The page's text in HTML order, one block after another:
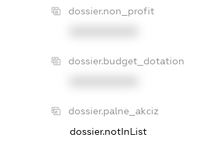
dossier.non_profit
dossier.budget_dotation
dossier.palne_akciz
dossier.notInList